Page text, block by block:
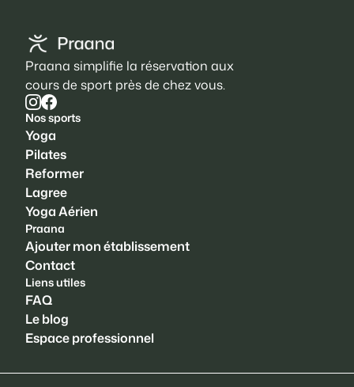
Praana simplifie la réservation aux
cours de sport près de chez vous.
Nos sports
Yoga
Pilates
Reformer
Lagree
Yoga Aérien
Praana
Ajouter mon établissement
Contact
Liens utiles
FAQ
Le blog
Espace professionnel